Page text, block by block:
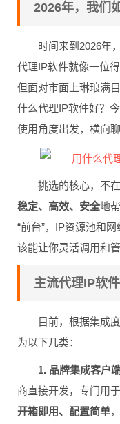
2026年，我们
时间来到2026年
代理IP软件就像一位
但面对市面上琳琅满
什么代理IP软件好？
使用角度出发，横向
挑选的核心，不
稳定、高效、安全地
“前台”，IP资源池和
该能让你灵活调用和
主流代理IP软
目前，根据集成
为以下几类：
1. 品牌集成客户端
商直接开发，专门用
开箱即用、配置简单